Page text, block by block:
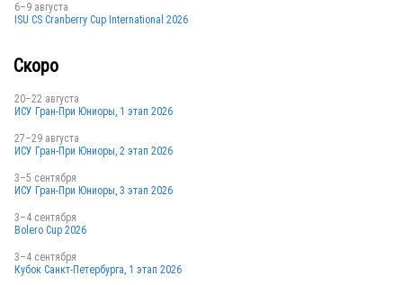
BEL
BEL
BEL
6–9 августа
ISU CS Cranberry Cup International 2026
Скоро
20–22 августа
ИСУ Гран-При Юниоры, 1 этап 2026
27–29 августа
ИСУ Гран-При Юниоры, 2 этап 2026
3–5 сентября
ИСУ Гран-При Юниоры, 3 этап 2026
3–4 сентября
Bolero Cup 2026
3–4 сентября
Кубок Санкт-Петербурга, 1 этап 2026